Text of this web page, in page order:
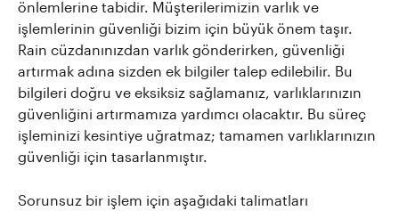
önlemlerine tabidir. Müşterilerimizin varlık ve
işlemlerinin güvenliği bizim için büyük önem taşır.
Rain cüzdanınızdan varlık gönderirken, güvenliği
artırmak adına sizden ek bilgiler talep edilebilir. Bu
bilgileri doğru ve eksiksiz sağlamanız, varlıklarınızın
güvenliğini artırmamıza yardımcı olacaktır. Bu süreç
işleminizi kesintiye uğratmaz; tamamen varlıklarınızın
güvenliği için tasarlanmıştır.
Sorunsuz bir işlem için aşağıdaki talimatları